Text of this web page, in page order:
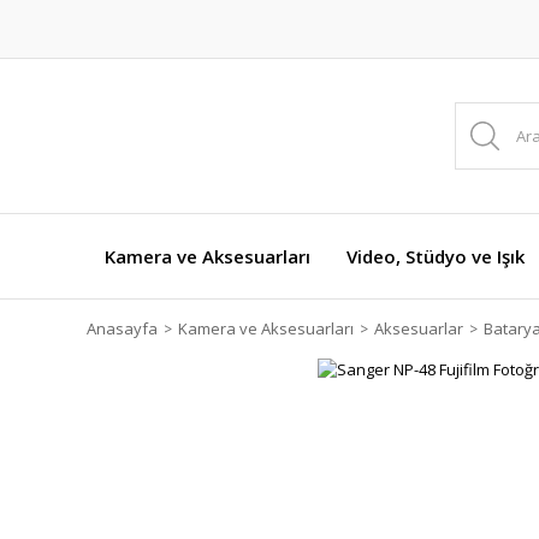
Kamera ve Aksesuarları Video, Stüdyo ve Işık
Anasayfa Kamera ve Aksesuarları Aksesuarlar